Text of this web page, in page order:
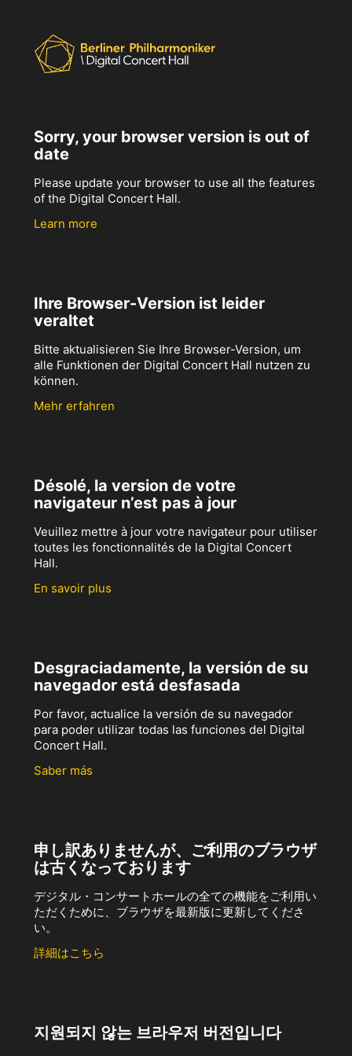
Sorry, your browser version is out of
date
Please update your browser to use all the features
of the Digital Concert Hall.
Learn more
Ihre Browser-Version ist leider
veraltet
Bitte aktualisieren Sie Ihre Browser-Version, um
alle Funktionen der Digital Concert Hall nutzen zu
können.
Mehr erfahren
Désolé, la version de votre
navigateur n’est pas à jour
Veuillez mettre à jour votre navigateur pour utiliser
toutes les fonctionnalités de la Digital Concert
Hall.
En savoir plus
Desgraciadamente, la versión de su
navegador está desfasada
Por favor, actualice la versión de su navegador
para poder utilizar todas las funciones del Digital
Concert Hall.
Saber más
申し訳ありませんが、ご利用のブラウザ
は古くなっております
デジタル・コンサートホールの全ての機能をご利用い
ただくために、ブラウザを最新版に更新してくださ
い。
詳細はこちら
지원되지 않는 브라우저 버전입니다